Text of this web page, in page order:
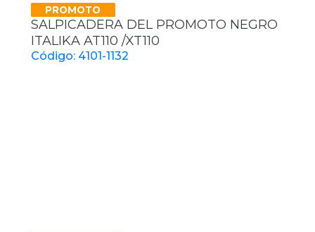
PROMOTO
SALPICADERA DEL PROMOTO NEGRO
ITALIKA AT110 /XT110
Código: 4101-1132